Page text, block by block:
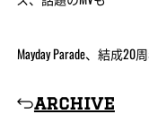
archive
Mayday Parade、結成